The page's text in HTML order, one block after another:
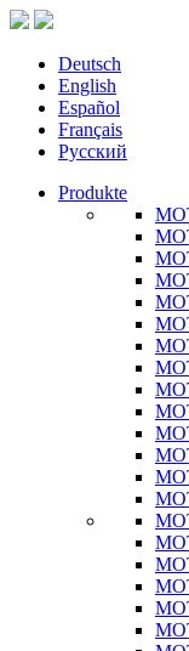
Deutsch
English
Español
Français
Русский
Produkte